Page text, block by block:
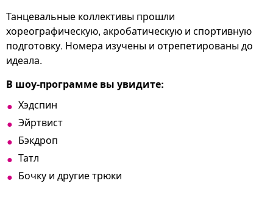
Танцевальные коллективы прошли
хореографическую, акробатическую и спортивную
подготовку. Номера изучены и отрепетированы до
идеала.
В шоу-программе вы увидите:
Хэдспин
Эйртвист
Бэкдроп
Татл
Бочку и другие трюки